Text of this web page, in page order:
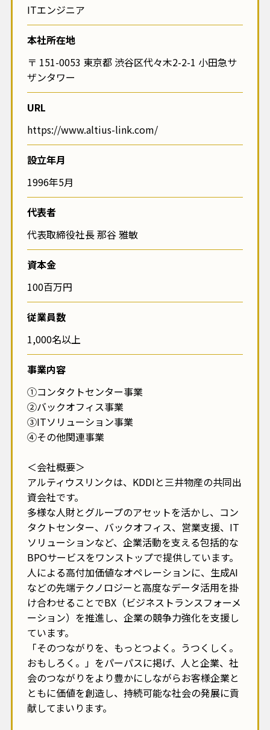
ITエンジニア
本社所在地
〒 151-0053 東京都 渋谷区代々木2-2-1 小田急サ
ザンタワー
URL
https://www.altius-link.com/
設立年月
1996年5月
代表者
代表取締役社長 那谷 雅敏
資本金
100百万円
従業員数
1,000名以上
事業内容
①コンタクトセンター事業
②バックオフィス事業
③ITソリューション事業
④その他関連事業
＜会社概要＞
アルティウスリンクは、KDDIと三井物産の共同出
資会社です。
多様な人財とグループのアセットを活かし、コン
タクトセンター、バックオフィス、営業支援、IT
ソリューションなど、企業活動を支える包括的な
BPOサービスをワンストップで提供しています。
人による高付加価値なオペレーションに、生成AI
などの先端テクノロジーと高度なデータ活用を掛
け合わせることでBX（ビジネストランスフォーメ
ーション）を推進し、企業の競争力強化を支援し
ています。
「そのつながりを、もっとつよく。うつくしく。
おもしろく。」をパーパスに掲げ、人と企業、社
会のつながりをより豊かにしながらお客様企業と
ともに価値を創造し、持続可能な社会の発展に貢
献してまいります。